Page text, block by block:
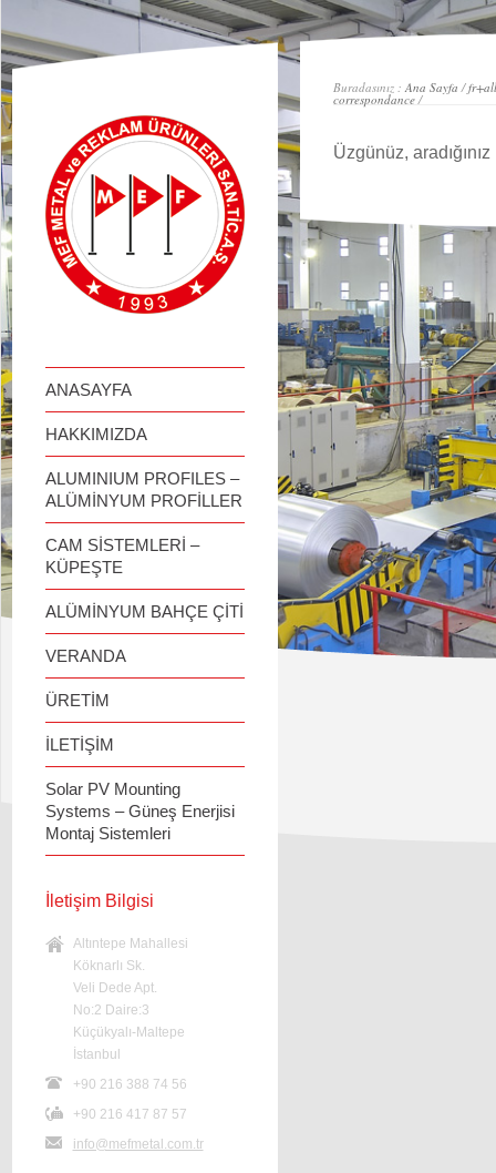
займ онлайн
ANASAYFA
HAKKIMIZDA
ALUMINIUM PROFILES –
ALÜMİNYUM PROFİLLER
CAM SİSTEMLERİ –
KÜPEŞTE
ALÜMİNYUM BAHÇE ÇİTİ
VERANDA
ÜRETİM
İLETİŞİM
Solar PV Mounting
Systems – Güneş Enerjisi
Montaj Sistemleri
İletişim Bilgisi
Altıntepe Mahallesi
Köknarlı Sk.
Veli Dede Apt.
No:2 Daire:3
Küçükyalı-Maltepe
İstanbul
+90 216 388 74 56
+90 216 417 87 57
info@mefmetal.com.tr
Buradasınız :Ana Sayfa /
correspondance/
Üzgünüz,